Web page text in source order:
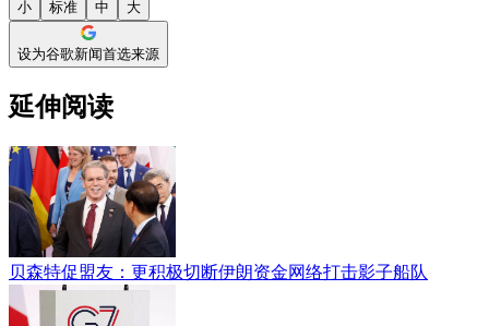
小 标准 中 大
设为谷歌新闻首选来源
延伸阅读
贝森特促盟友：更积极切断伊朗资金网络打击影子船队